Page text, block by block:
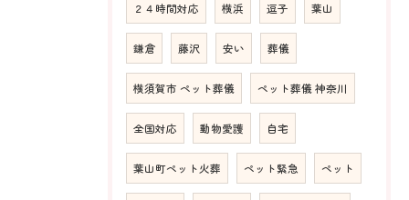
２４時間対応 横浜 逗子 葉山
鎌倉 藤沢 安い 葬儀
横須賀市 ペット葬儀 ペット葬儀 神奈川
全国対応 動物愛護 自宅
葉山町ペット火葬 ペット緊急 ペット